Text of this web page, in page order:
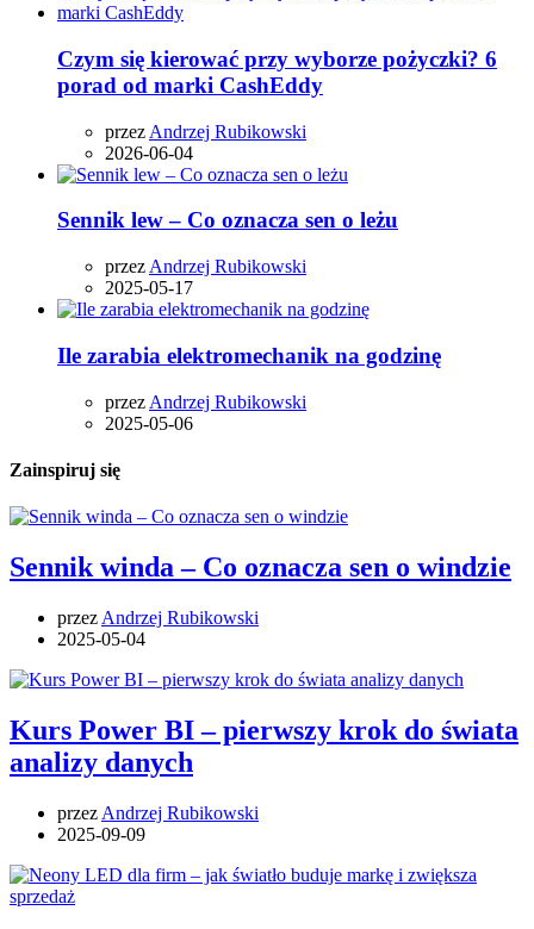
Czym się kierować przy wyborze pożyczki? 6
porad od marki CashEddy
przez Andrzej Rubikowski
2026-06-04
Sennik lew – Co oznacza sen o leżu
przez Andrzej Rubikowski
2025-05-17
Ile zarabia elektromechanik na godzinę
przez Andrzej Rubikowski
2025-05-06
Zainspiruj się
Sennik winda – Co oznacza sen o windzie
przez Andrzej Rubikowski
2025-05-04
Kurs Power BI – pierwszy krok do świata
analizy danych
przez Andrzej Rubikowski
2025-09-09